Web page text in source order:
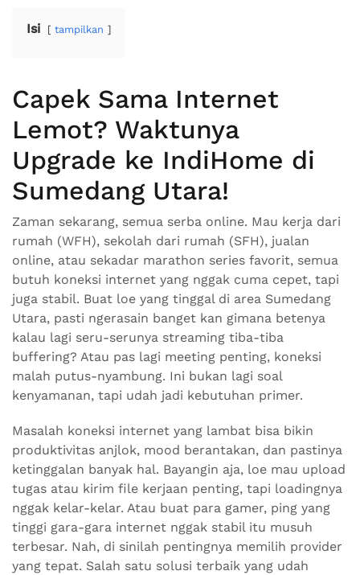
Isi tampilkan
Capek Sama Internet
Lemot? Waktunya
Upgrade ke IndiHome di
Sumedang Utara!
Zaman sekarang, semua serba online. Mau kerja dari
rumah (WFH), sekolah dari rumah (SFH), jualan
online, atau sekadar marathon series favorit, semua
butuh koneksi internet yang nggak cuma cepet, tapi
juga stabil. Buat loe yang tinggal di area Sumedang
Utara, pasti ngerasain banget kan gimana betenya
kalau lagi seru-serunya streaming tiba-tiba
buffering? Atau pas lagi meeting penting, koneksi
malah putus-nyambung. Ini bukan lagi soal
kenyamanan, tapi udah jadi kebutuhan primer.
Masalah koneksi internet yang lambat bisa bikin
produktivitas anjlok, mood berantakan, dan pastinya
ketinggalan banyak hal. Bayangin aja, loe mau upload
tugas atau kirim file kerjaan penting, tapi loadingnya
nggak kelar-kelar. Atau buat para gamer, ping yang
tinggi gara-gara internet nggak stabil itu musuh
terbesar. Nah, di sinilah pentingnya memilih provider
yang tepat. Salah satu solusi terbaik yang udah